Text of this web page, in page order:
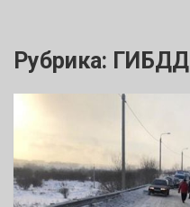
Рубрика: ГИБДД